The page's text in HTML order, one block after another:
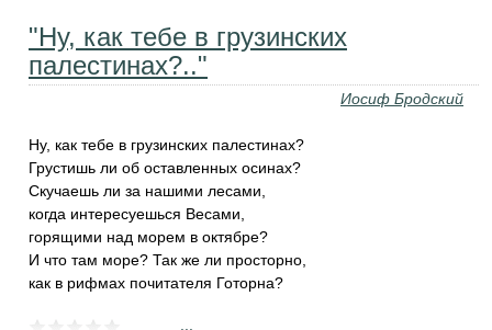
"Ну, как тебе в грузинских
палестинах?.."
Иосиф Бродский
Ну, как тебе в грузинских палестинах?
Грустишь ли об оставленных осинах?
Скучаешь ли за нашими лесами,
когда интересуешься Весами,
горящими над морем в октябре?
И что там море? Так же ли просторно,
как в рифмах почитателя Готорна?